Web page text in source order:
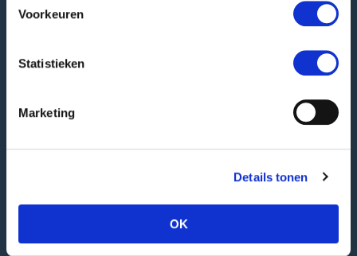
Voorkeuren
Statistieken
Marketing
Details tonen
OK
Langstraat 12
info@greefa.com
Kamer van Koophandel: 11016475